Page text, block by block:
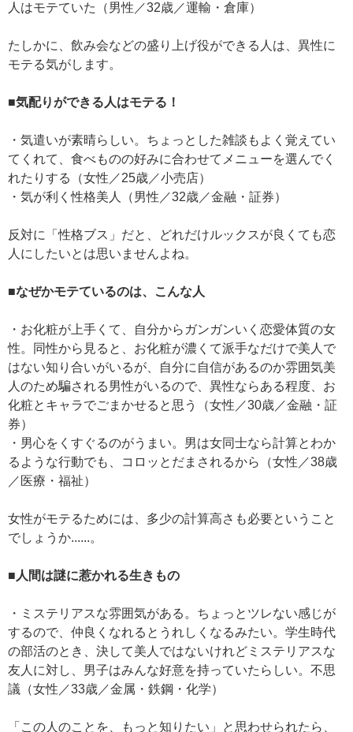
人はモテていた（男性／32歳／運輸・倉庫）
たしかに、飲み会などの盛り上げ役ができる人は、異性に
モテる気がします。
■気配りができる人はモテる！
・気遣いが素晴らしい。ちょっとした雑談もよく覚えてい
てくれて、食べものの好みに合わせてメニューを選んでく
れたりする（女性／25歳／小売店）
・気が利く性格美人（男性／32歳／金融・証券）
反対に「性格ブス」だと、どれだけルックスが良くても恋
人にしたいとは思いませんよね。
■なぜかモテているのは、こんな人
・お化粧が上手くて、自分からガンガンいく恋愛体質の女
性。同性から見ると、お化粧が濃くて派手なだけで美人で
はない知り合いがいるが、自分に自信があるのか雰囲気美
人のため騙される男性がいるので、異性ならある程度、お
化粧とキャラでごまかせると思う（女性／30歳／金融・証
券）
・男心をくすぐるのがうまい。男は女同士なら計算とわか
るような行動でも、コロッとだまされるから（女性／38歳
／医療・福祉）
女性がモテるためには、多少の計算高さも必要ということ
でしょうか......。
■人間は謎に惹かれる生きもの
・ミステリアスな雰囲気がある。ちょっとツレない感じが
するので、仲良くなれるとうれしくなるみたい。学生時代
の部活のとき、決して美人ではないけれどミステリアスな
友人に対し、男子はみんな好意を持っていたらしい。不思
議（女性／33歳／金属・鉄鋼・化学）
「この人のことを、もっと知りたい」と思わせられたら、